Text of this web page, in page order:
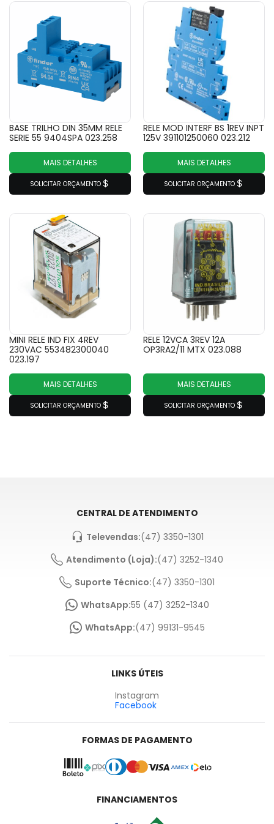
BASE TRILHO DIN 35MM RELE
SERIE 55 9404SPA 023.258
MAIS DETALHES
SOLICITAR ORÇAMENTO
RELE MOD INTERF BS 1REV INPT
125V 391101250060 023.212
MAIS DETALHES
SOLICITAR ORÇAMENTO
MINI RELE IND FIX 4REV
230VAC 553482300040
023.197
MAIS DETALHES
SOLICITAR ORÇAMENTO
RELE 12VCA 3REV 12A
OP3RA2/11 MTX 023.088
MAIS DETALHES
SOLICITAR ORÇAMENTO
CENTRAL DE ATENDIMENTO
Televendas:(47) 3350-1301
Atendimento (Loja):(47) 3252-1340
Suporte Técnico:(47) 3350-1301
WhatsApp:55 (47) 3252-1340
WhatsApp:(47) 99131-9545
LINKS ÚTEIS
Instagram
Facebook
FORMAS DE PAGAMENTO
FINANCIAMENTOS